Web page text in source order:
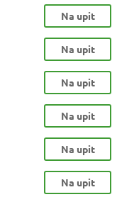
Na upit
Na upit
Na upit
Na upit
Na upit
Na upit